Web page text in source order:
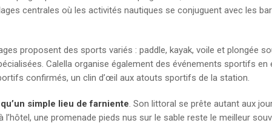
centrales où les activités nautiques se conjuguent avec les
proposent des sports variés : paddle, kayak, voile et plongée
Calella organise également des événements sportifs
confirmés, un clin d’œil aux atouts sportifs de la station.
simple lieu de farniente. Son littoral se prête autant aux
une promenade pieds nus sur le sable reste le meilleur